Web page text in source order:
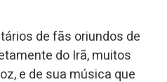
de fãs oriundos de
do Irã, muitos
e de sua música que